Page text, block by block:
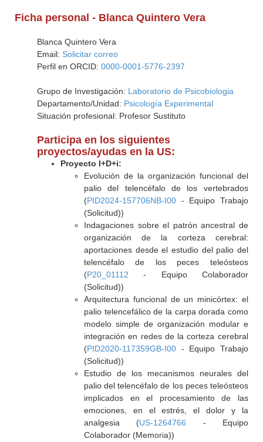
Ficha personal - Blanca Quintero Vera
Blanca Quintero Vera
Email: Solicitar correo
Perfil en ORCID: 0000-0001-5776-2397
Grupo de Investigación: Laboratorio de Psicobiologia
Departamento/Unidad: Psicología Experimental
Situación profesional: Profesor Sustituto
Participa en los siguientes
proyectos/ayudas en la US:
Proyecto I+D+i:
Evolución de la organización funcional del
palio del telencéfalo de los vertebrados
(PID2024-157706NB-I00- Equipo Trabajo
(Solicitud))
Indagaciones sobre el patrón ancestral de
organización de la corteza cerebral:
aportaciones desde el estudio del palio del
telencéfalo de los peces teleósteos
(P20_01112 - Equipo Colaborador
(Solicitud))
Arquitectura funcional de un minicórtex: el
palio telencefálico de la carpa dorada como
modelo simple de organización modular e
integración en redes de la corteza cerebral
(PID2020-117359GB-I00- Equipo Trabajo
(Solicitud))
Estudio de los mecanismos neurales del
palio del telencéfalo de los peces teleósteos
implicados en el procesamiento de las
emociones, en el estrés, el dolor y la
analgesia (US-1264766 - Equipo
Colaborador (Memoria))